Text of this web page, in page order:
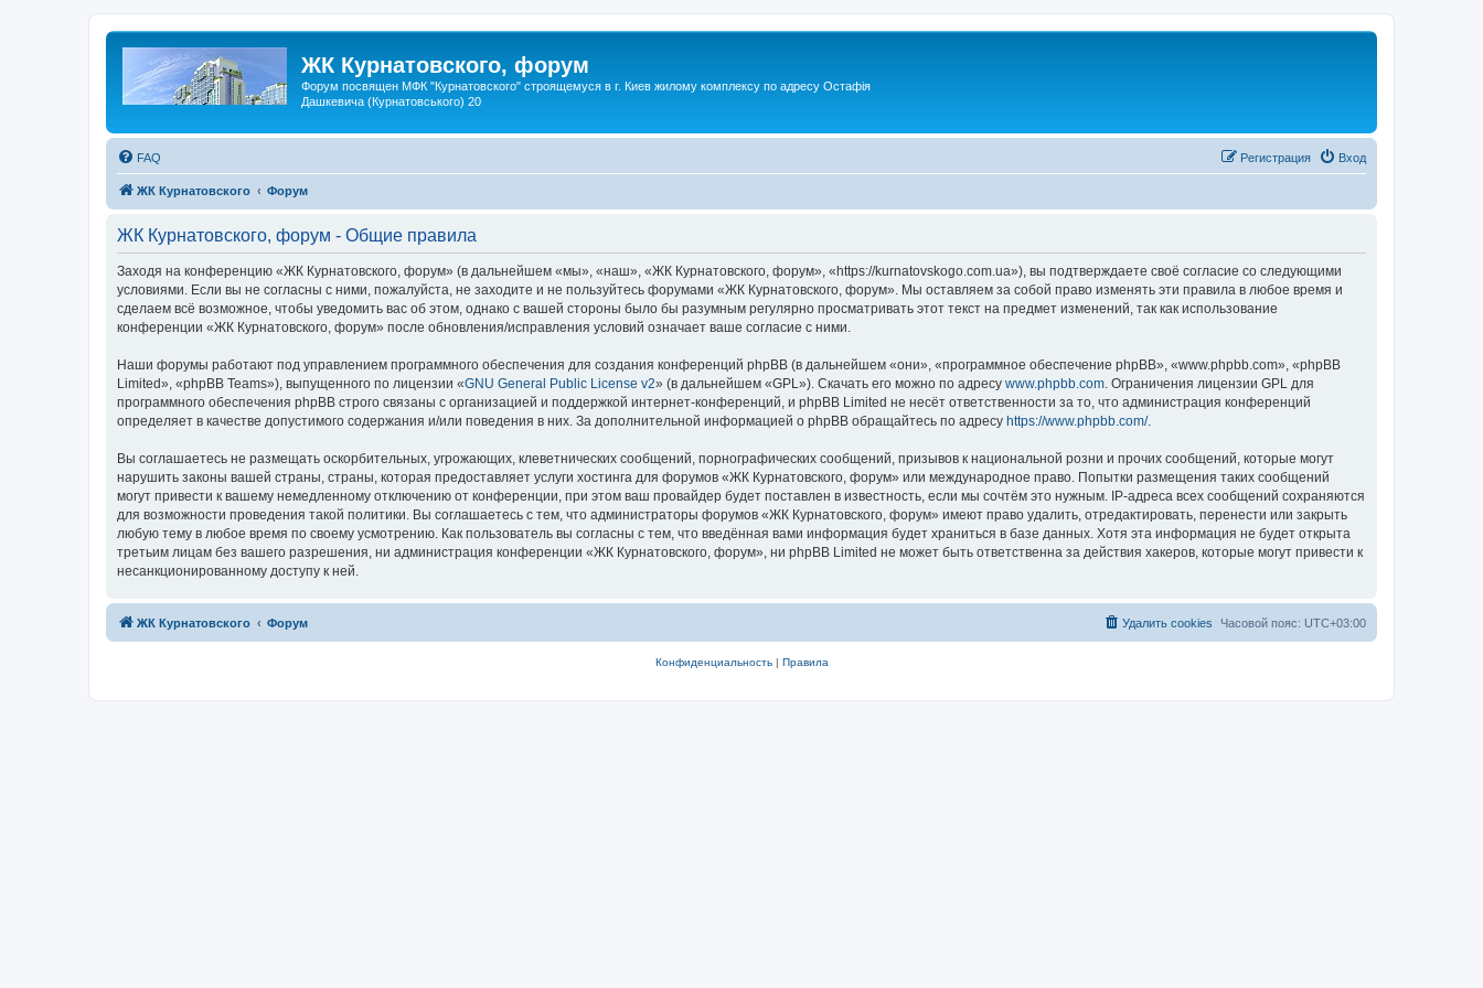
ЖК Курнатовского, форум
Форум посвящен МФК "Курнатовского" строящемуся в г. Киев жилому комплексу по адресу Остафія
Дашкевича (Курнатовського) 20
FAQ Вход
Регистрация
ЖК Курнатовского Форум
ЖК Курнатовского, форум - Общие правила
Заходя на конференцию «ЖК Курнатовского, форум» (в дальнейшем «мы», «наш», «ЖК Курнатовского, форум», «https://kurnatovskogo.com.ua»), вы подтверждаете своё согласие со следующими
условиями. Если вы не согласны с ними, пожалуйста, не заходите и не пользуйтесь форумами «ЖК Курнатовского, форум». Мы оставляем за собой право изменять эти правила в любое время и
сделаем всё возможное, чтобы уведомить вас об этом, однако с вашей стороны было бы разумным регулярно просматривать этот текст на предмет изменений, так как использование
конференции «ЖК Курнатовского, форум» после обновления/исправления условий означает ваше согласие с ними.
Наши форумы работают под управлением программного обеспечения для создания конференций phpBB (в дальнейшем «они», «программное обеспечение phpBB», «www.phpbb.com», «phpBB
Limited», «phpBB Teams»), выпущенного по лицензии «GNU General Public License v2» (в дальнейшем «GPL»). Скачать его можно по адресу www.phpbb.com . Ограничения лицензии GPL для
программного обеспечения phpBB строго связаны с организацией и поддержкой интернет-конференций, и phpBB Limited не несёт ответственности за то, что администрация конференций
определяет в качестве допустимого содержания и/или поведения в них. За дополнительной информацией о phpBB обращайтесь по адресу https://www.phpbb.com/.
Вы соглашаетесь не размещать оскорбительных, угрожающих, клеветнических сообщений, порнографических сообщений, призывов к национальной розни и прочих сообщений, которые могут
нарушить законы вашей страны, страны, которая предоставляет услуги хостинга для форумов «ЖК Курнатовского, форум» или международное право. Попытки размещения таких сообщений
могут привести к вашему немедленному отключению от конференции, при этом ваш провайдер будет поставлен в известность, если мы сочтём это нужным. IP-адреса всех сообщений сохраняются
для возможности проведения такой политики. Вы соглашаетесь с тем, что администраторы форумов «ЖК Курнатовского, форум» имеют право удалить, отредактировать, перенести или закрыть
любую тему в любое время по своему усмотрению. Как пользователь вы согласны с тем, что введённая вами информация будет храниться в базе данных. Хотя эта информация не будет открыта
третьим лицам без вашего разрешения, ни администрация конференции «ЖК Курнатовского, форум», ни phpBB Limited не может быть ответственна за действия хакеров, которые могут привести к
несанкционированному доступу к ней.
ЖК Курнатовского Форум Часовой пояс: UTC+03:00
Удалить cookies
Конфиденциальность| Правила